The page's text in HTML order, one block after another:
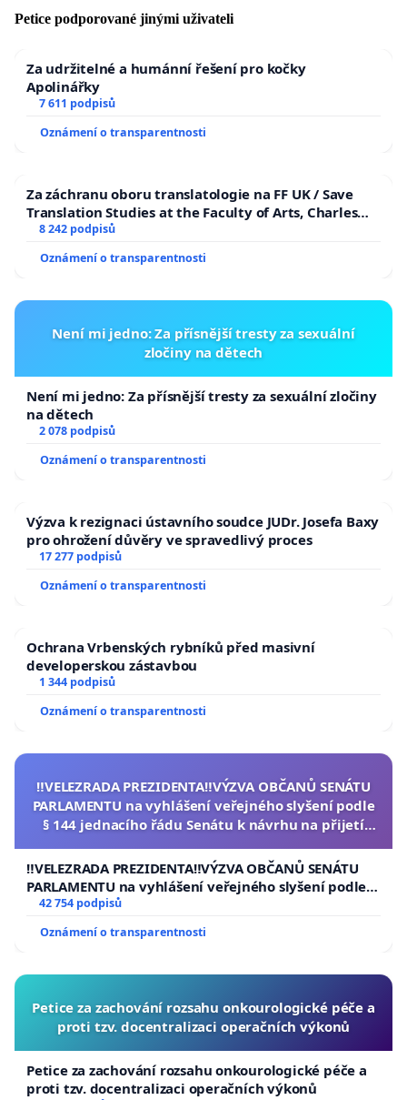
Petice podporované jinými uživateli
Za udržitelné a humánní řešení pro kočky
Apolinářky
7 611 podpisů
Oznámení o transparentnosti
Za záchranu oboru translatologie na FF UK / Save
Translation Studies at the Faculty of Arts, Charles
University
8 242 podpisů
Oznámení o transparentnosti
Není mi jedno: Za přísnější tresty za sexuální
zločiny na dětech
Není mi jedno: Za přísnější tresty za sexuální zločiny
na dětech
2 078 podpisů
Oznámení o transparentnosti
Výzva k rezignaci ústavního soudce JUDr. Josefa Baxy
pro ohrožení důvěry ve spravedlivý proces
17 277 podpisů
Oznámení o transparentnosti
Ochrana Vrbenských rybníků před masivní
developerskou zástavbou
1 344 podpisů
Oznámení o transparentnosti
‼️VELEZRADA PREZIDENTA‼️VÝZVA OBČANŮ SENÁTU
PARLAMENTU na vyhlášení veřejného slyšení podle
§ 144 jednacího řádu Senátu k návrhu na přijetí
republiky
‼️VELEZRADA PREZIDENTA‼️VÝZVA OBČANŮ SENÁTU
PARLAMENTU na vyhlášení veřejného slyšení podle §
144 jednacího řádu Senátu k návrhu na přijetí
republiky
42 754 podpisů
Oznámení o transparentnosti
Petice za zachování rozsahu onkourologické péče a
proti tzv. docentralizaci operačních výkonů
Petice za zachování rozsahu onkourologické péče a
proti tzv. docentralizaci operačních výkonů